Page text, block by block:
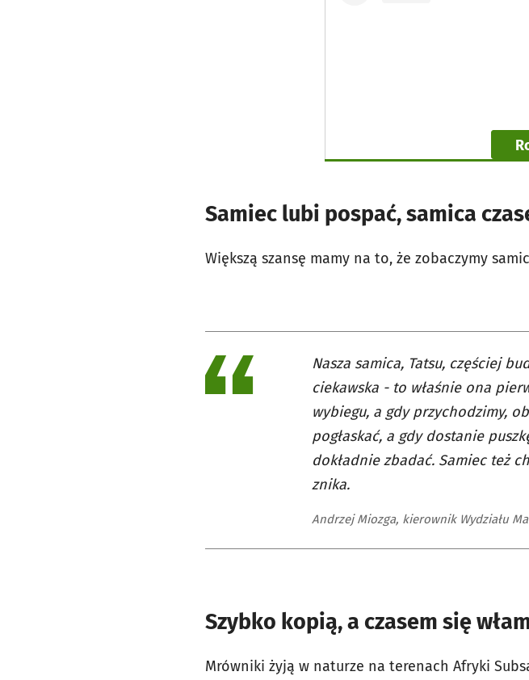
Wyświetl ten
Samiec lubi pospać, samica
Większą szansę mamy na to, że zobaczymy
Nasza samica, Tatsu, częściej
ciekawska - to właśnie ona
wybiegu, a gdy przychodzimy,
pogłaskać, a gdy dostanie
dokładnie zbadać. Samiec też
znika.
Andrzej Miozga, kierownik Wydziału
Szybko kopią, a czasem się
Mrówniki żyją w naturze na terenach Afryki